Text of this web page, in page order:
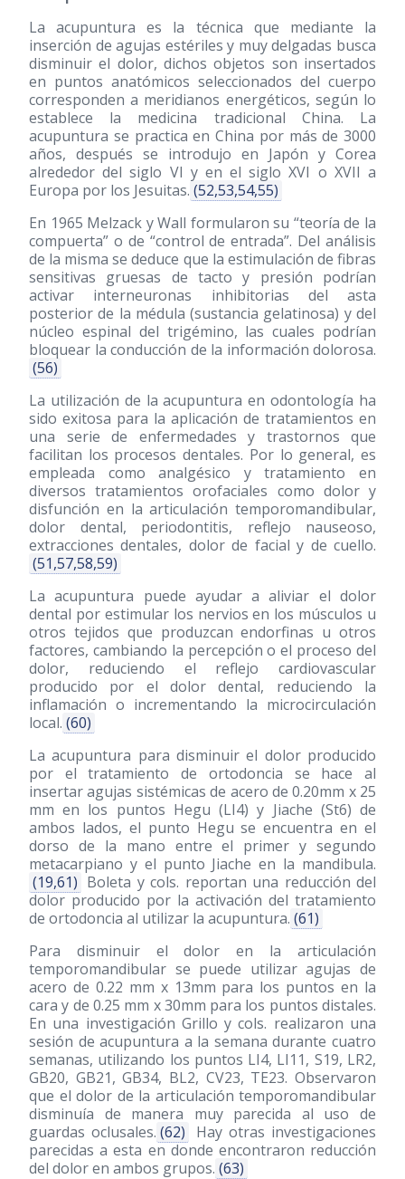
La acupuntura es la técnica que mediante la
inserción de agujas estériles y muy delgadas busca
disminuir el dolor, dichos objetos son insertados
en puntos anatómicos seleccionados del cuerpo
corresponden a meridianos energéticos, según lo
establece la medicina tradicional China. La
acupuntura se practica en China por más de 3000
años, después se introdujo en Japón y Corea
alrededor del siglo VI y en el siglo XVI o XVII a
Europa por los Jesuitas. (52,53,54,55)
En 1965 Melzack y Wall formularon su “teoría de la
compuerta” o de “control de entrada”. Del análisis
de la misma se deduce que la estimulación de fibras
sensitivas gruesas de tacto y presión podrían
activar interneuronas inhibitorias del asta
posterior de la médula (sustancia gelatinosa) y del
núcleo espinal del trigémino, las cuales podrían
bloquear la conducción de la información dolorosa.
(56)
La utilización de la acupuntura en odontología ha
sido exitosa para la aplicación de tratamientos en
una serie de enfermedades y trastornos que
facilitan los procesos dentales. Por lo general, es
empleada como analgésico y tratamiento en
diversos tratamientos orofaciales como dolor y
disfunción en la articulación temporomandibular,
dolor dental, periodontitis, reflejo nauseoso,
extracciones dentales, dolor de facial y de cuello.
(51,57,58,59)
La acupuntura puede ayudar a aliviar el dolor
dental por estimular los nervios en los músculos u
otros tejidos que produzcan endorfinas u otros
factores, cambiando la percepción o el proceso del
dolor, reduciendo el reflejo cardiovascular
producido por el dolor dental, reduciendo la
inflamación o incrementando la microcirculación
local. (60)
La acupuntura para disminuir el dolor producido
por el tratamiento de ortodoncia se hace al
insertar agujas sistémicas de acero de 0.20mm x 25
mm en los puntos Hegu (LI4) y Jiache (St6) de
ambos lados, el punto Hegu se encuentra en el
dorso de la mano entre el primer y segundo
metacarpiano y el punto Jiache en la mandibula.
(19,61) Boleta y cols. reportan una reducción del
dolor producido por la activación del tratamiento
de ortodoncia al utilizar la acupuntura. (61)
Para disminuir el dolor en la articulación
temporomandibular se puede utilizar agujas de
acero de 0.22 mm x 13mm para los puntos en la
cara y de 0.25 mm x 30mm para los puntos distales.
En una investigación Grillo y cols. realizaron una
sesión de acupuntura a la semana durante cuatro
semanas, utilizando los puntos LI4, LI11, S19, LR2,
GB20, GB21, GB34, BL2, CV23, TE23. Observaron
que el dolor de la articulación temporomandibular
disminuía de manera muy parecida al uso de
guardas oclusales. (62)
Hay otras investigaciones
parecidas a esta en donde encontraron reducción
del dolor en ambos grupos. (63)